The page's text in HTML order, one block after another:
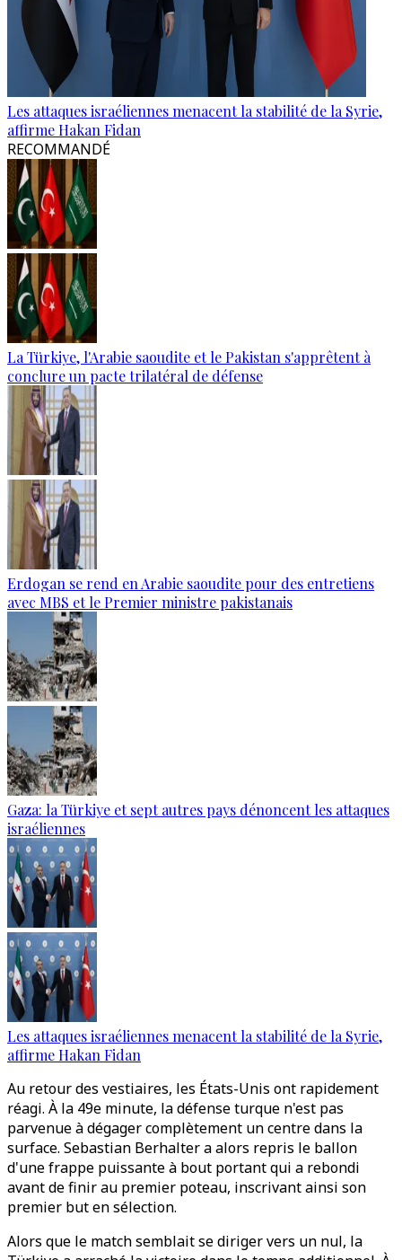
Les attaques israéliennes menacent la stabilité de la Syrie,
affirme Hakan Fidan
RECOMMANDÉ
La Türkiye, l'Arabie saoudite et le Pakistan s'apprêtent à
conclure un pacte trilatéral de défense
Erdogan se rend en Arabie saoudite pour des entretiens
avec MBS et le Premier ministre pakistanais
Gaza: la Türkiye et sept autres pays dénoncent les attaques
israéliennes
Les attaques israéliennes menacent la stabilité de la Syrie,
affirme Hakan Fidan
Au retour des vestiaires, les États-Unis ont rapidement
réagi. À la 49e minute, la défense turque n'est pas
parvenue à dégager complètement un centre dans la
surface. Sebastian Berhalter a alors repris le ballon
d'une frappe puissante à bout portant qui a rebondi
avant de finir au premier poteau, inscrivant ainsi son
premier but en sélection.
Alors que le match semblait se diriger vers un nul, la